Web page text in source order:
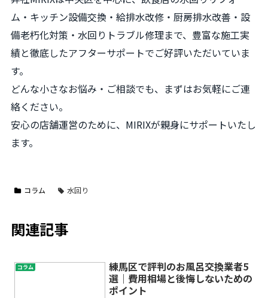
ム・キッチン設備交換・給排水改修・厨房排水改善・設
備老朽化対策・水回りトラブル修理まで、豊富な施工実
績と徹底したアフターサポートでご好評いただいていま
す。
どんな小さなお悩み・ご相談でも、まずはお気軽にご連
絡ください。
安心の店舗運営のために、MIRIXが親身にサポートいたし
ます。
コラム 水回り
関連記事
コラム
練馬区で評判のお風呂交換業者5
選｜費用相場と後悔しないための
ポイント